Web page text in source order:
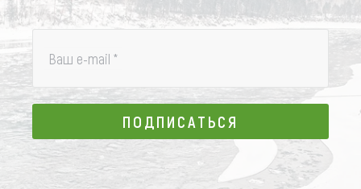
Ваш e-mail *
ПОДПИСАТЬСЯ
ПОДПИСАТЬСЯ